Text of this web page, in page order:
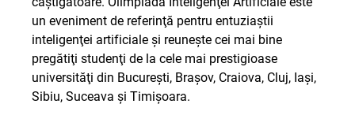
un eveniment de referinţă pentru entuziaştii
inteligenţei artificiale şi reuneşte cei mai bine
pregătiţi studenţi de la cele mai prestigioase
universităţi din Bucureşti, Braşov, Craiova, Cluj, Iaşi,
Sibiu, Suceava şi Timişoara.